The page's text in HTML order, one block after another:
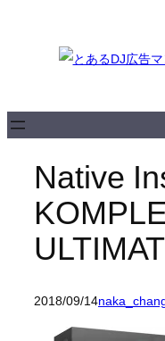
キ
Native
2018/09/14